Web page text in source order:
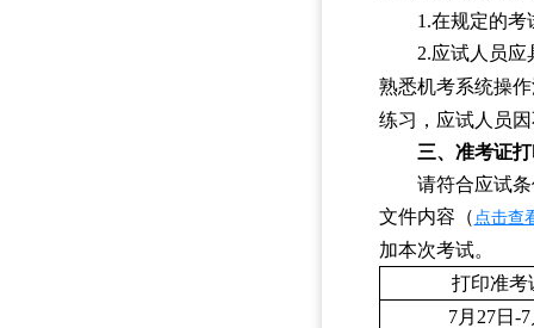
1.在规定的
2.应试人员
熟悉机考系统操
练习，应试人员
三、准考证
请符合应试
文件内容 （ 点击查
加本次考试。
打印准考
7月 27日-7